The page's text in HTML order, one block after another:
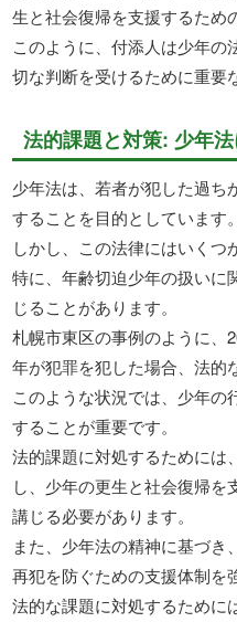
生と社会復帰を支援するため
このように、付添人は少年の
切な判断を受けるために重要
法的課題と対策: 少年
少年法は、若者が犯した過ち
することを目的としています。
しかし、この法律にはいくつ
特に、年齢切迫少年の扱いに
じることがあります。
札幌市東区の事例のように、
年が犯罪を犯した場合、法的
このような状況では、少年の
することが重要です。
法的課題に対処するためには
し、少年の更生と社会復帰
講じる必要があります。
また、少年法の精神に基づき
再犯を防ぐための支援体制を
法的な課題に対処するために